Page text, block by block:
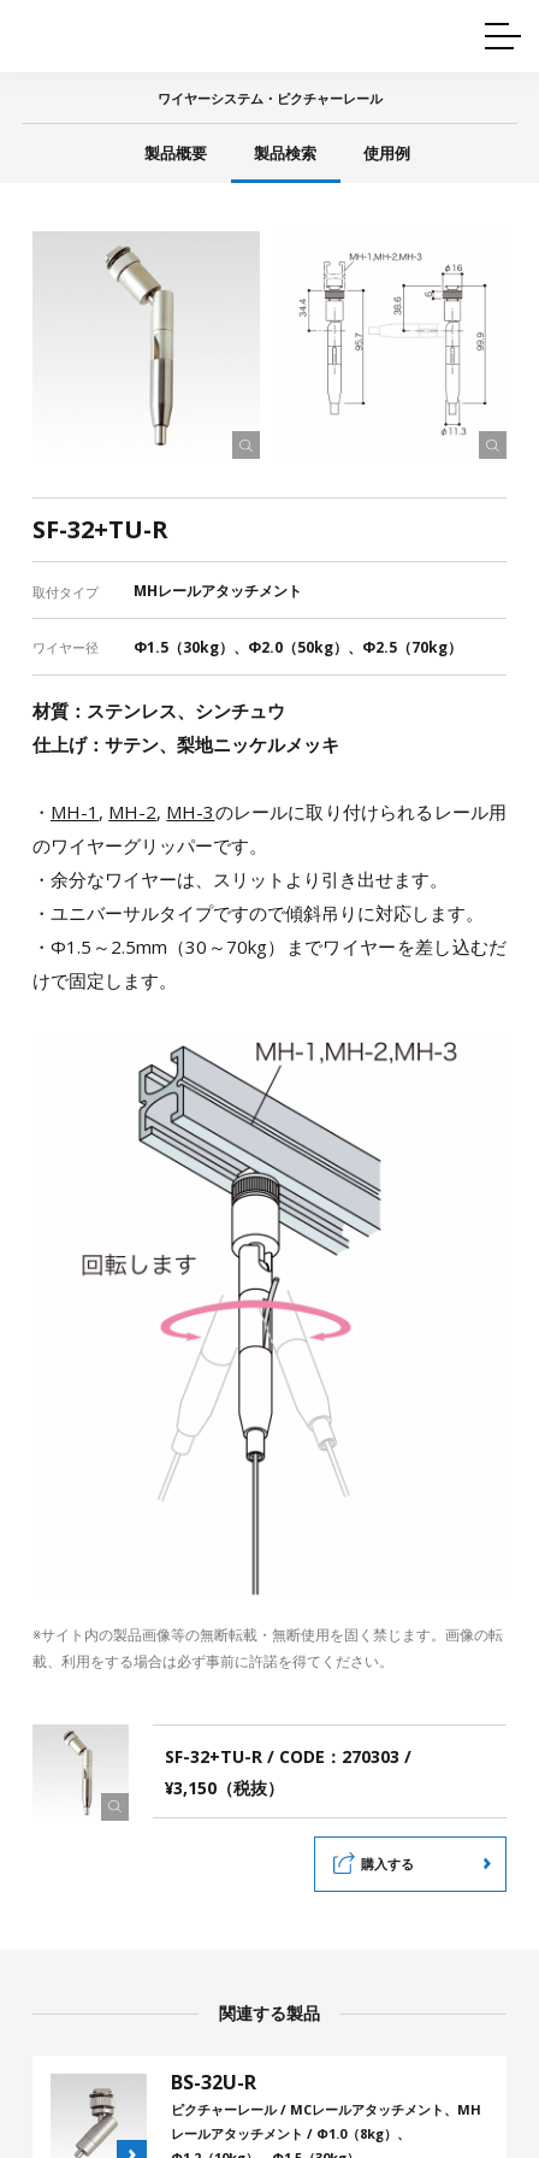
ついて
産業用ワイヤー
技術
サポート
製品の安全と品質について
図面ダウンロード
ワイヤーシステム・ピクチャーレール
製品概要 製品検索 使用例
SF-32+TU-R
取付タイプ MHレールアタッチメント
ワイヤー径 Φ1.5（30kg）、Φ2.0（50kg）、Φ2.5（70kg）
材質：ステンレス、シンチュウ
仕上げ：サテン、梨地ニッケルメッキ
・ MH-1 , MH-2, MH-3のレールに取り付けられるレール用
のワイヤーグリッパーです。
・余分なワイヤーは、スリットより引き出せます。
・ユニバーサルタイプですので傾斜吊りに対応します。
・Φ1.5～2.5mm（30～70kg）までワイヤーを差し込むだ
けで固定します。
※サイト内の製品画像等の無断転載・無断使用を固く禁じます。画像の転
載、利用をする場合は必ず事前に許諾を得てください。
SF-32+TU-R / CODE：270303 /
¥3,150（税抜）
購入する
関連する製品
BS-32U-R
ピクチャーレール / MCレールアタッチメント、MH
レールアタッチメント / Φ1.0（8kg）、